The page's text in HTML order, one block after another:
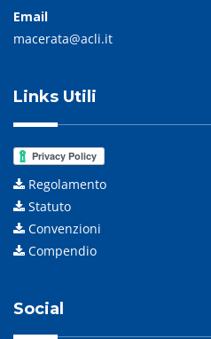
Email
macerata@acli.it
Links Utili
Regolamento
Statuto
Convenzioni
Compendio
Social